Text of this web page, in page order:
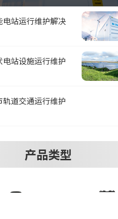
电站运行维护解决
站设施运行维护
道交通运行维护
产品类型